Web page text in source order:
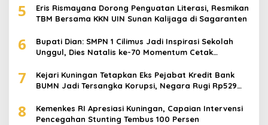
5
Eris Rismayana Dorong Penguatan Literasi, Resmikan
TBM Bersama KKN UIN Sunan Kalijaga di Sagaranten
6
Bupati Dian: SMPN 1 Cilimus Jadi Inspirasi Sekolah
Unggul, Dies Natalis ke-70 Momentum Cetak
7
Kejari Kuningan Tetapkan Eks Pejabat Kredit Bank
BUMN Jadi Tersangka Korupsi, Negara Rugi Rp529
8
Kemenkes RI Apresiasi Kuningan, Capaian Intervensi
Pencegahan Stunting Tembus 100 Persen